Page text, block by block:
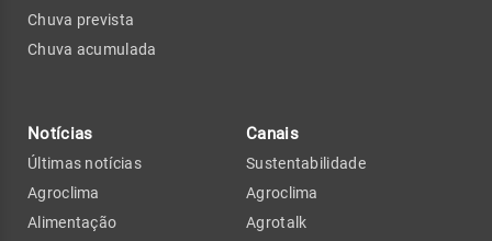
Chuva prevista
Chuva acumulada
Notícias
Últimas notícias
Agroclima
Alimentação
Canais
Sustentabilidade
Agroclima
Agrotalk